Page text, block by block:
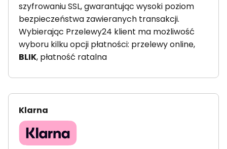
szyfrowaniu SSL, gwarantując wysoki poziom
bezpieczeństwa zawieranych transakcji.
Wybierając Przelewy24 klient ma możliwość
wyboru kilku opcji płatności: przelewy online,
BLIK, płatność ratalna
Klarna